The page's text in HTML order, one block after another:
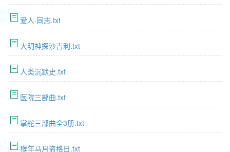
爱人·同志.txt
大明神探沙吉利.txt
人类沉默史.txt
医院三部曲.txt
掌舵三部曲全3册.txt
猴年马月盗格日.txt